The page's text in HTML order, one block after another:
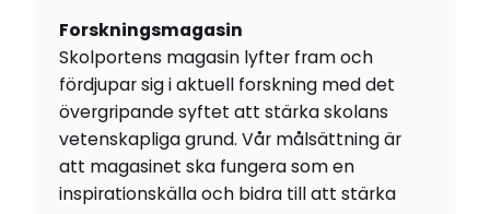
Forskningsmagasin
Skolportens magasin lyfter fram och
fördjupar sig i aktuell forskning med det
övergripande syftet att stärka skolans
vetenskapliga grund. Vår målsättning är
att magasinet ska fungera som en
inspirationskälla och bidra till att stärka